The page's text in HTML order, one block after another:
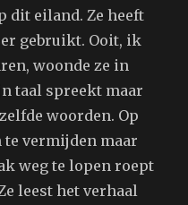
dit eiland. Ze heeft
gebruikt. Ooit, ik
woonde ze in
taal spreekt maar
woorden. Op
te vermijden maar
weg te lopen roept
leest het verhaal